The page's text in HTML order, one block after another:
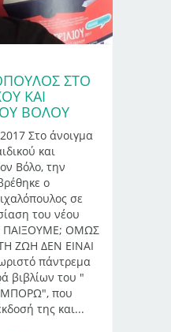
ΣΤΟ
ΚΑΙ
ΒΟΛΟΥ
Στο άνοιγμα
και
Βόλο, την
ο
σε
του νέου
ΠΑΙΞΟΥΜΕ; ΟΜΩΣ
ΖΩΗ ΔΕΝ ΕΙΝΑΙ
πάντρεμα
βιβλίων του "
που
της και...